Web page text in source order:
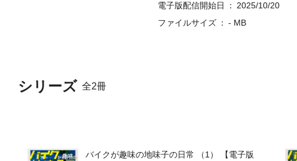
シリーズ 全2冊
バイクが趣味の地味子の日常 （1） 【電子版
電子版配信開始日
2025/10/20
ファイルサイズ
- MB